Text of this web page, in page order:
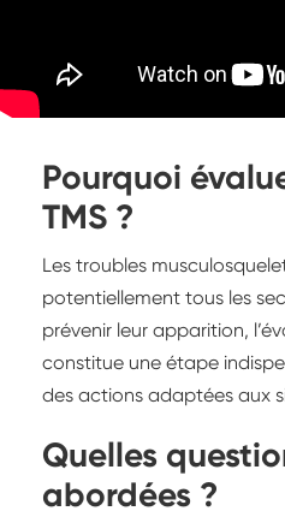
Pourquoi
TMS ?
Les troubles
potentiellement tous les
prévenir leur apparition,
constitue une étape
des actions adaptées aux
Quelles
abordées ?